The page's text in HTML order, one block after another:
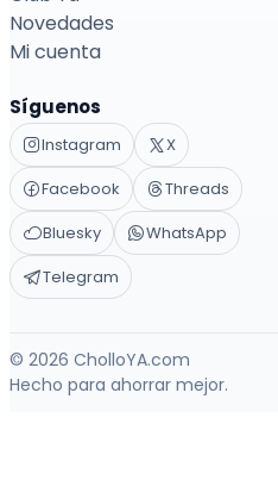
Novedades
Mi cuenta
Síguenos
Instagram
X
Facebook
Threads
Bluesky
WhatsApp
Telegram
© 2026 CholloYA.com
Hecho para ahorrar mejor.